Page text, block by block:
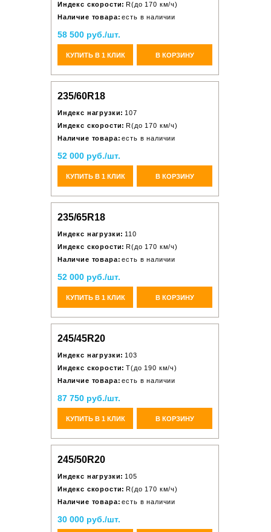
Индекс скорости: R(до 170 км/ч)
Наличие товара: есть в наличии
58 500 руб./шт.
КУПИТЬ В 1 КЛИК В КОРЗИНУ
235/60R18
Индекс нагрузки: 107
Индекс скорости: R(до 170 км/ч)
Наличие товара: есть в наличии
52 000 руб./шт.
КУПИТЬ В 1 КЛИК В КОРЗИНУ
235/65R18
Индекс нагрузки: 110
Индекс скорости: R(до 170 км/ч)
Наличие товара: есть в наличии
52 000 руб./шт.
КУПИТЬ В 1 КЛИК В КОРЗИНУ
245/45R20
Индекс нагрузки: 103
Индекс скорости: T(до 190 км/ч)
Наличие товара: есть в наличии
87 750 руб./шт.
КУПИТЬ В 1 КЛИК В КОРЗИНУ
245/50R20
Индекс нагрузки: 105
Индекс скорости: R(до 170 км/ч)
Наличие товара: есть в наличии
30 000 руб./шт.